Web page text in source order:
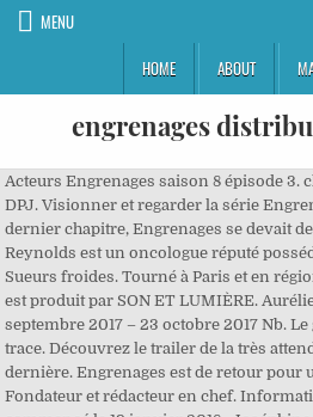
MENU
HOME
ABOUT
engrenages
Acteurs Engrenages saison 8 épisode 3.
DPJ. Visionner et regarder la série
dernier chapitre, Engrenages se devait
Reynolds est un oncologue réputé
Sueurs froides. Tourné à Paris et en
est produit par SON ET LUMIÈRE.
septembre 2017 – 23 octobre 2017 Nb.
trace. Découvrez le trailer de la très
dernière. Engrenages est de retour pour
Fondateur et rédacteur en chef.